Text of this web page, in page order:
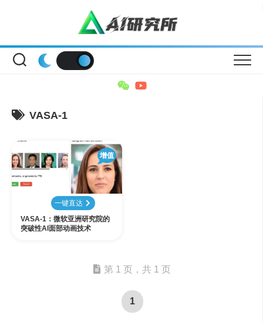
VASA-1
增值
一键直达
VASA-1：微软亚洲研究院的
突破性AI面部动画技术
第 1 页，共 1 页
1